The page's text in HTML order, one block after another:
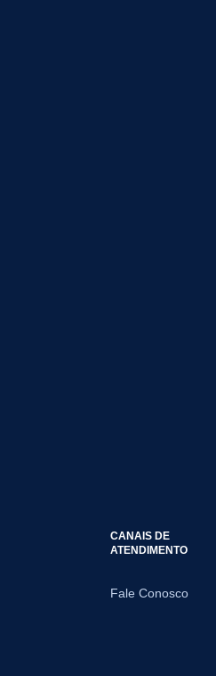
CANAIS DE
ATENDIMENTO
Fale Conosco